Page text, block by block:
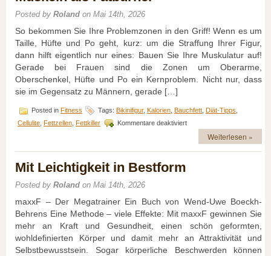
Posted by Roland on Mai 14th, 2026
So bekommen Sie Ihre Problemzonen in den Griff! Wenn es um
Taille, Hüfte und Po geht, kurz: um die Straffung Ihrer Figur,
dann hilft eigentlich nur eines: Bauen Sie Ihre Muskulatur auf!
Gerade bei Frauen sind die Zonen um Oberarme,
Oberschenkel, Hüfte und Po ein Kernproblem. Nicht nur, dass
sie im Gegensatz zu Männern, gerade […]
Posted in Fitness Tags: Bikinifigur, Kalorien Bauchfett Diät-Tipps
Cellulite Fettzellen Fettkiller Kommentare deaktiviertfür
Muskeln
Fatburner
Weiterlesen »
Mit Leichtigkeit in Bestform
Posted by Roland on Mai 14th, 2026
maxxF – Der Megatrainer Ein Buch von Wend-Uwe Boeckh-
Behrens Eine Methode – viele Effekte: Mit maxxF gewinnen Sie
mehr an Kraft und Gesundheit, einen schön geformten,
wohldefinierten Körper und damit mehr an Attraktivität und
Selbstbewusstsein. Sogar körperliche Beschwerden können